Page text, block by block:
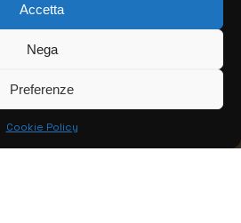
Accetta
Nega
Preferenze
Cookie Policy